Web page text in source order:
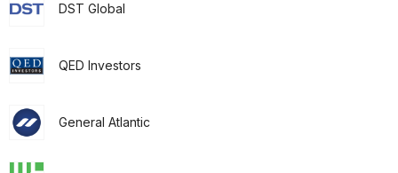
DST Global
QED Investors
General Atlantic